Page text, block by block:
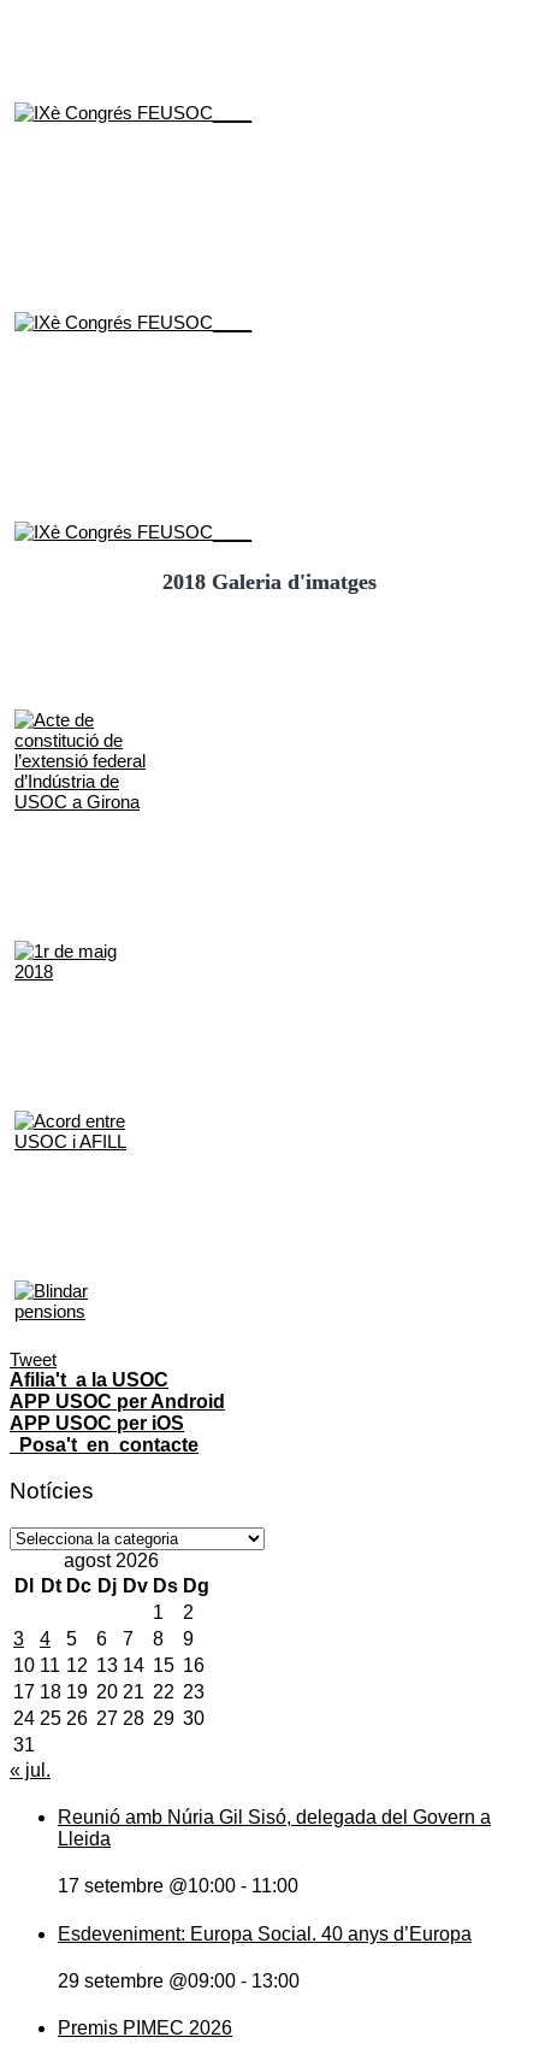
2018 Galeria d'imatges
Tweet
Afilia't a la USOC
APP USOC per Android
APP USOC per iOS
Posa't en contacte
Notícies
Notícies
agost 2026
Dl
Dt Dc Dj Dv Ds Dg
1
2
3
4 5 6 7 8
9
10 11 12 13 14 15 16
17 18 19 20 21 22 23
24 25 26 27 28 29 30
31
« jul.
Reunió amb Núria Gil Sisó, delegada del Govern a
Lleida
17 setembre @10:00 - 11:00
Esdeveniment: Europa Social. 40 anys d’Europa
29 setembre @09:00 - 13:00
Premis PIMEC 2026